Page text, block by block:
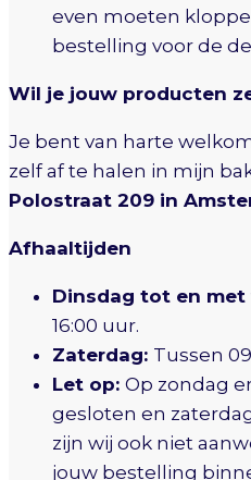
even moeten
bestelling voor de
Wil je jouw producten
Je bent van harte
zelf af te halen in mijn
Polostraat 209 in
Afhaaltijden
Dinsdag tot en met
16:00 uur.
Zaterdag: Tussen
Let op: Op zondag
gesloten en
zijn wij ook niet
jouw bestelling